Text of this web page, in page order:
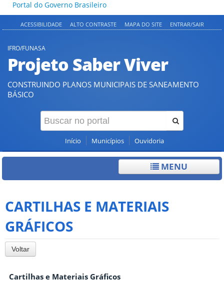
Portal do Governo Brasileiro
ACESSIBILIDADE ALTO CONTRASTE MAPA DO SITE ENTRAR/SAIR
IFRO/FUNASA
Projeto Saber Viver
CONSTRUINDO PLANOS MUNICIPAIS DE SANEAMENTO
BÁSICO
Início Municípios Ouvidoria
MENU
CARTILHAS E MATERIAIS
GRÁFICOS
Voltar
Cartilhas e Materiais Gráficos